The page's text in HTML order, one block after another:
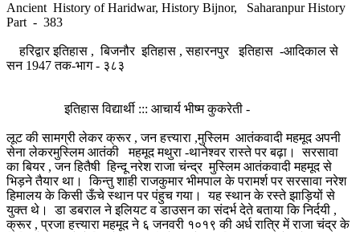
Ancient History of Haridwar, History Bijnor, Saharanpur History
Part - 383
हरिद्वार इतिहास , बिजनौर इतिहास , सहारनपुर इतिहास -आदिकाल से
सन 1947 तक-भाग - ३८३
इतिहास विद्यार्थी ::: आचार्य भीष्म कुकरेती -
लूट की सामग्री लेकर क्रूर , जन हत्त्यारा ,मुस्लिम आतंकवादी महमूद अपनी
सेना लेकरमुस्लिम आतंकी महमूद मथुरा -थानेश्वर रास्ते पर बढ़ा। सरसावा
का बियर , जन हितैषी हिन्दू नरेश राजा चंन्द्र मुस्लिम आतंकवादी महमूद से
भिड़ने तैयार था। किन्तु शाही राजकुमार भीमपाल के परामर्श पर सरसावा नरेश
हिमालय के किसी ऊँचे स्थान पर पंहुच गया। यह स्थान के रस्ते झाड़ियों से
युक्त थे। डा डबराल ने इलियट व डाउसन का संदर्भ देते बताया कि निर्दयी ,
क्रूर , प्रजा हत्त्यारा महमूद ने ६ जनवरी १०१९ की अर्ध रात्रि में राजा चंद्र के